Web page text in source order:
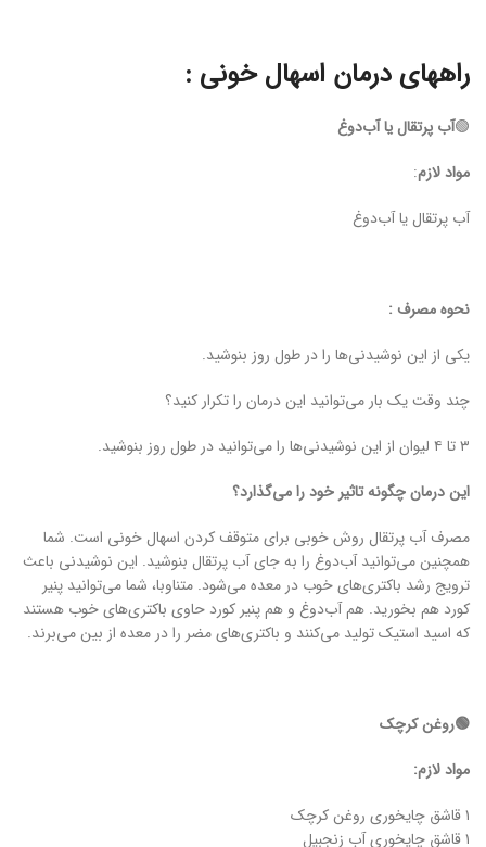
راههای درمان اسهال خونی :
🟢آب پرتقال یا آب‌دوغ
مواد لازم:
آب پرتقال یا آب‌دوغ
نحوه مصرف :
یکی از این نوشیدنی‌ها را در طول روز بنوشید.
چند وقت یک بار می‌توانید این درمان را تکرار کنید؟
۳ تا ۴ لیوان از این نوشیدنی‌ها را می‌توانید در طول روز بنوشید.
این درمان چگونه تاثیر خود را می‌گذارد؟
مصرف آب پرتقال روش خوبی برای متوقف کردن اسهال خونی است. شما
همچنین می‌توانید آب‌دوغ را به جای آب پرتقال بنوشید. این نوشیدنی باعث
ترویج رشد باکتری‌های خوب در معده می‌شود. متناوبا، شما می‌توانید پنیر
کورد هم بخورید. هم آب‌دوغ و هم پنیر کورد حاوی باکتری‌های خوب هستند
که اسید استیک تولید می‌کنند و باکتری‌های مضر را در معده از بین می‌برند.
🟢روغن کرچک
مواد لازم:
۱ قاشق چایخوری روغن کرچک
۱ قاشق چایخوری آب زنجبیل